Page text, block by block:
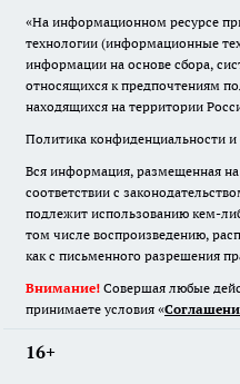
«На информационном ресурсе
технологии (информационные
информации на основе сбора,
относящихся к предпочтениям
находящихся на территории
Политика конфиденциальности
Вся информация, размещенная на
соответствии с
подлежит использованию кем-
том числе воспроизведению,
как с письменного разрешения
Внимание! Совершая любые
принимаете условия «
16+